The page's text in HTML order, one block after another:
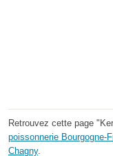
Retrouvez cette page
poissonnerie Bourgogne-
Chagny.